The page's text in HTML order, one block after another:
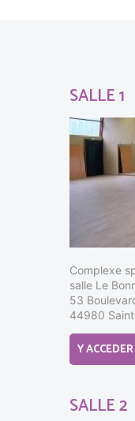
SALLE 1
Complexe
salle Le
53
44980
Y ACCEDER
SALLE 2